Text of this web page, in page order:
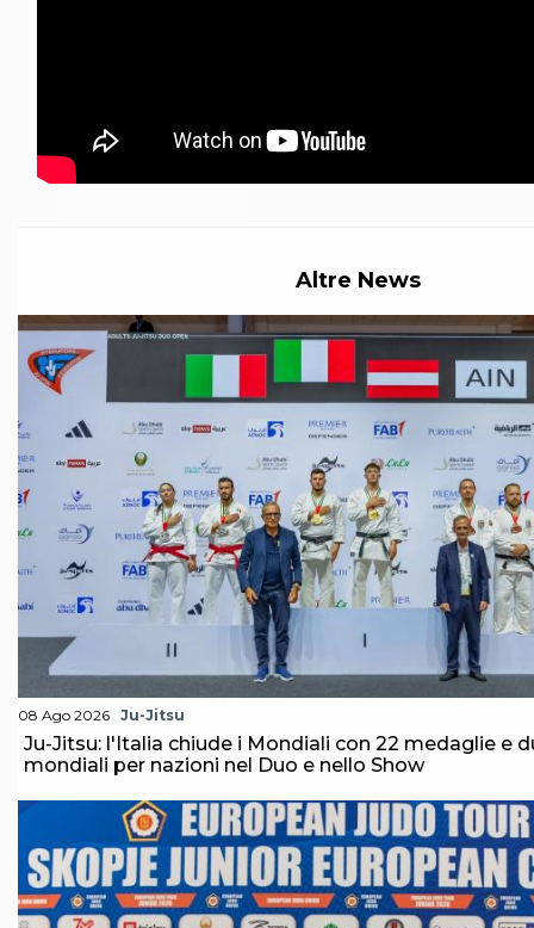
Quesiti fiscali
Sostenibilità
Altre News
08 Ago 2026 Ju-Jitsu
Ju-Jitsu: l'Italia chiude i Mondiali con 22 medaglie e
mondiali per nazioni nel Duo e nello Show